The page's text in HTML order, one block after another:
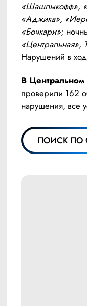
«Шашлыкофф»,
«Аджика»,
«Бочкари»;
«Центральная»,
Нарушений в
В Центральном
проверили 162
нарушения, все
ПОИСК ПО